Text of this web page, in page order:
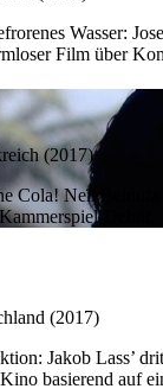
Wasser:
Film über
(2017)
Cola! Neïl Beloufa
Debüt.
(2017)
Jakob Lass’
basierend auf